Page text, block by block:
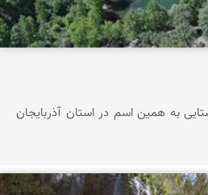
به همین اسم در استان آذربایجان